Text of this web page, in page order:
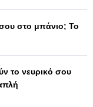
σου στο μπάνιο; Το
το νευρικό σου